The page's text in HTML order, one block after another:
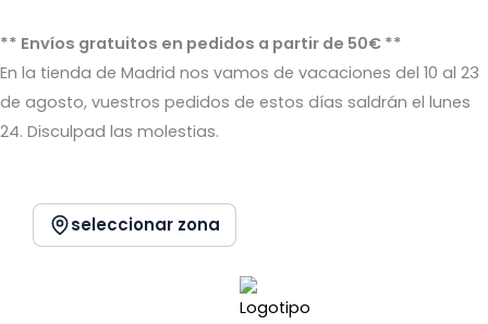
al
contenido
** Envíos gratuitos en pedidos a partir de 50€ **
En la tienda de Madrid nos vamos de vacaciones del 10 al 23
de agosto, vuestros pedidos de estos días saldrán el lunes
24. Disculpad las molestias.
seleccionar zona